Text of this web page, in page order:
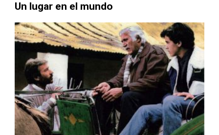
Un lugar en el mundo